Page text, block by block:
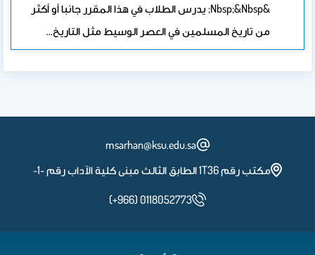
&nbsp;&nbsp; يدرس الطلاب في هذا المقرر جانبا أو أكثر
من تاريخ المسلمين في العصر الوسيط مثل التاريخ…
msarhan@ksu.edu.sa
مكتب رقم 1T36 الطابق الثالث مبنى كلية الآداب رقم -1-
(+966) 0118052773